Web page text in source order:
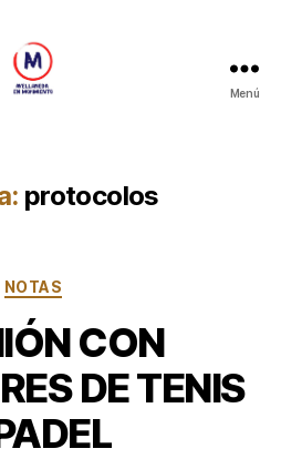
Menú
protocolos
Categorías
NOTAS
CON
DE TENIS